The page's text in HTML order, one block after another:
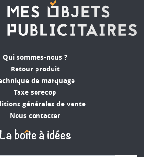
Qui sommes-nous ?
Retour produit
de marquage
Taxe sorecop
générales de vente
Nous contacter